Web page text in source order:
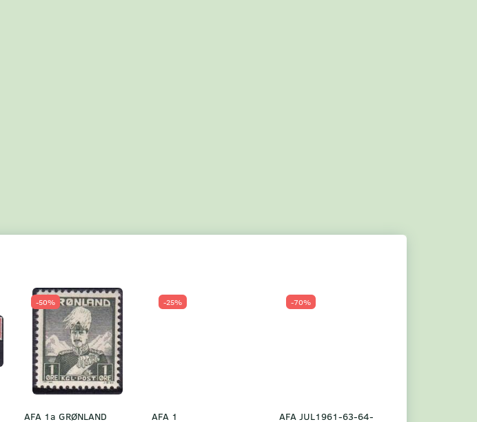
-50%
AFA 1a GRØNLAND
-25%
AFA 1
-70%
AFA JUL1961-63-64-